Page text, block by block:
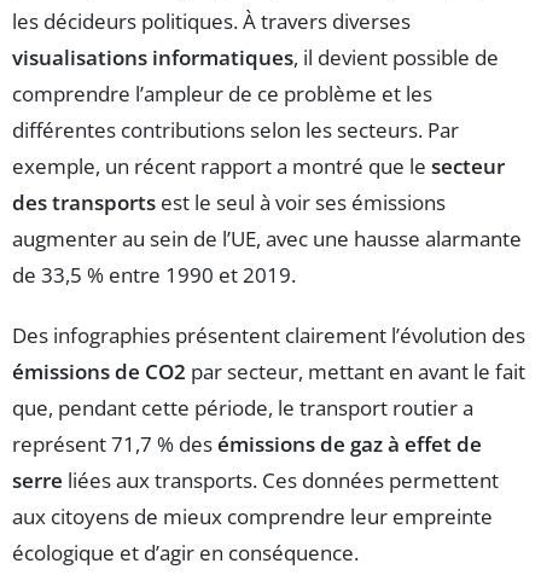
les décideurs politiques. À travers diverses
visualisations informatiques, il devient possible de
comprendre l’ampleur de ce problème et les
différentes contributions selon les secteurs. Par
exemple, un récent rapport a montré que le secteur
des transports est le seul à voir ses émissions
augmenter au sein de l’UE, avec une hausse alarmante
de 33,5 % entre 1990 et 2019.
Des infographies présentent clairement l’évolution des
émissions de CO2 par secteur, mettant en avant le fait
que, pendant cette période, le transport routier a
représent 71,7 % desémissions de gaz à effet de
serre liées aux transports. Ces données permettent
aux citoyens de mieux comprendre leur empreinte
écologique et d’agir en conséquence.